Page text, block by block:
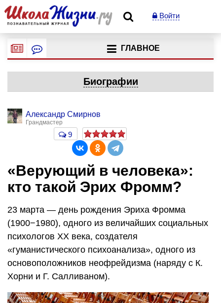
Войти
ГЛАВНОЕ
Биографии
Александр Смирнов
Грандмастер
9
«Верующий в человека»:
кто такой Эрих Фромм?
23 марта — день рождения Эриха Фромма
(1900−1980), одного из величайших социальных
психологов ХХ века, создателя
«гуманистического психоанализа», одного из
основоположников неофрейдизма (наряду с К.
Хорни и Г. Салливаном).